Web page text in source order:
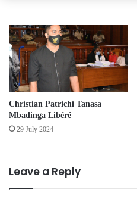
Christian Patrichi Tanasa
Mbadinga Libéré
29 July 2024
Leave a Reply